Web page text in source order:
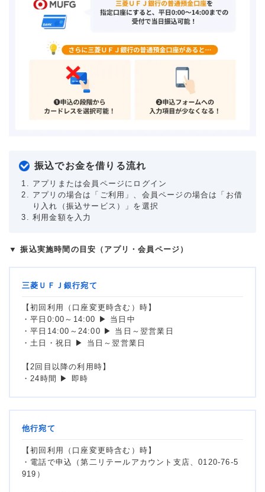
振込でお金を借りる流れ
アプリまたは会員ページにログイン
アプリの場合は「ご利用」、会員ページの場合は「お借
り入れ（振込サービス）」を選択
利用金額を入力
▼ 振込実施時間の目安（アプリ・会員ページ）
三菱ＵＦＪ銀行宛て
【初回利用（口座変更時含む）時】
・平日0:00～14:00 ▶ 当日中
・平日14:00～24:00 ▶ 当日～翌営業日
・土日・祝日 ▶ 当日～翌営業日
【2回目以降の利用時】
・24時間 ▶ 即時
他行宛て
【初回利用（口座変更時含む）時】
・電話で申込（第二リテールアカウント支店、0120-76-5
919）